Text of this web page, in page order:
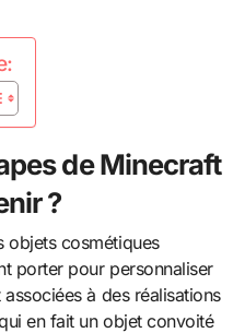
de Minecraft
?
objets cosmétiques
porter pour personnaliser
à des réalisations
en fait un objet convoité